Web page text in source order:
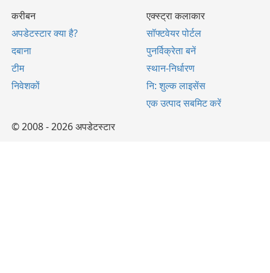
करीबन
अपडेटस्टार क्या है?
दबाना
टीम
निवेशकों
एक्स्ट्रा कलाकार
सॉफ्टवेयर पोर्टल
पुनर्विक्रेता बनें
स्थान-निर्धारण
नि: शुल्क लाइसेंस
एक उत्पाद सबमिट करें
© 2008 - 2026 अपडेटस्टार